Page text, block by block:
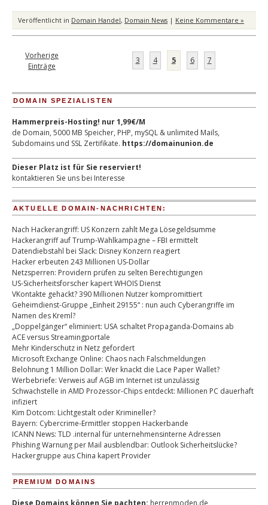
Veröffentlicht in Domain Handel, Domain News | Keine Kommentare »
Vorherige
Einträge
3 4 5 6 7
DOMAIN SPEZIALISTEN
Hammerpreis-Hosting! nur 1,99€/M
de Domain, 5000 MB Speicher, PHP, mySQL & unlimited Mails,
Subdomains und SSL Zertifikate. https://domainunion.de
Dieser Platz ist für Sie reserviert!
kontaktieren Sie uns bei Interesse
AKTUELLE DOMAIN-NACHRICHTEN:
Nach Hackerangriff: US Konzern zahlt Mega Lösegeldsumme
Hackerangriff auf Trump-Wahlkampagne – FBI ermittelt
Datendiebstahl bei Slack: Disney Konzern reagiert
Hacker erbeuten 243 Millionen US-Dollar
Netzsperren: Providern prüfen zu selten Berechtigungen
US-Sicherheitsforscher kapert WHOIS Dienst
VKontakte gehackt? 390 Millionen Nutzer kompromittiert
Geheimdienst-Gruppe „Einheit 29155“ : nun auch Cyberangriffe im
Namen des Kreml?
„Doppelgänger“ eliminiert: USA schaltet Propaganda-Domains ab
ACE versus Streamingportale
Mehr Kinderschutz in Netz gefordert
Microsoft Exchange Online: Chaos nach Falschmeldungen
Belohnung 1 Million Dollar: Wer knackt die Lace Paper Wallet?
Werbebriefe: Verweis auf AGB im Internet ist unzulässig
Schwachstelle in AMD Prozessor-Chips entdeckt: Millionen PC dauerhaft
infiziert
Kim Dotcom: Lichtgestalt oder Krimineller?
Bayern: Cybercrime-Ermittler stoppen Hackerbande
ICANN News: TLD .internal für unternehmensinterne Adressen
Phishing Warnung per Mail ausblendbar: Outlook Sicherheitslücke?
Hackergruppe aus China kapert Provider
PREMIUM DOMAINS
Diese Domains können Sie pachten: herrenmoden.de